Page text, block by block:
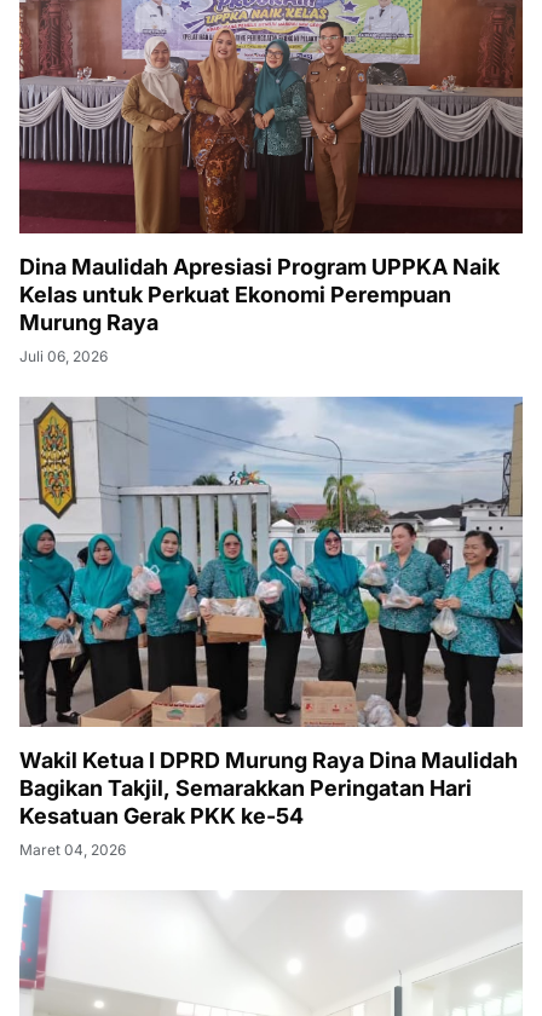
Dina Maulidah Apresiasi Program UPPKA Naik
Kelas untuk Perkuat Ekonomi Perempuan
Murung Raya
Juli 06, 2026
Wakil Ketua I DPRD Murung Raya Dina Maulidah
Bagikan Takjil, Semarakkan Peringatan Hari
Kesatuan Gerak PKK ke-54
Maret 04, 2026